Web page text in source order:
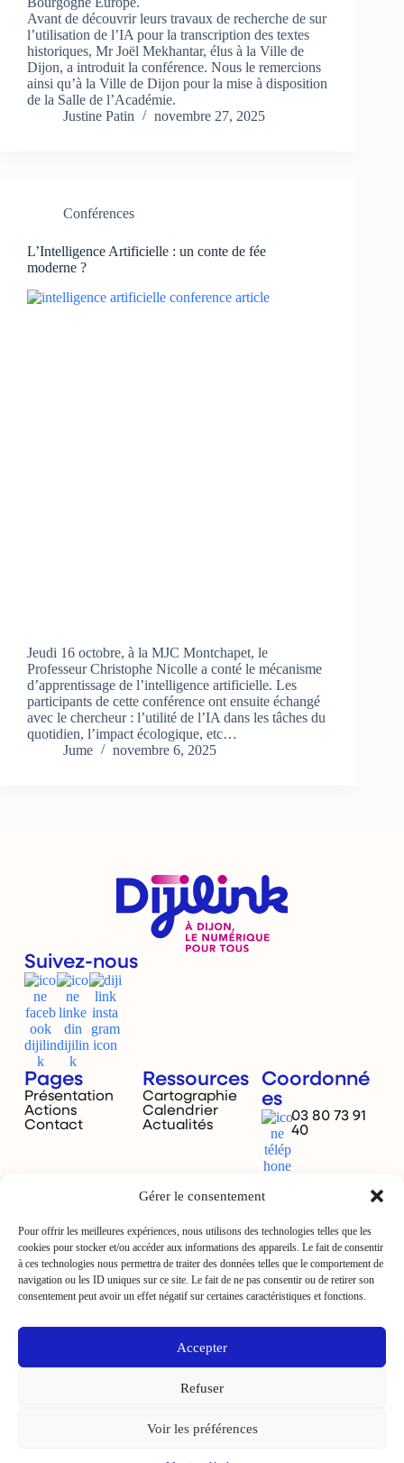
Gérer le consentement
Pour offrir les meilleures expériences, nous utilisons des technologies telles que les
cookies pour stocker et/ou accéder aux informations des appareils. Le fait de consentir
à ces technologies nous permettra de traiter des données telles que le comportement de
navigation ou les ID uniques sur ce site. Le fait de ne pas consentir ou de retirer son
consentement peut avoir un effet négatif sur certaines caractéristiques et fonctions.
Accepter
Refuser
Voir les préférences
Avant de découvrir leurs travaux de recherche de sur
l’utilisation de l’IA pour la transcription des textes
historiques, Mr Joël Mekhantar, élus à la Ville de
Dijon, a introduit la conférence. Nous le remercions
ainsi qu’à la Ville de Dijon pour la mise à disposition
de la Salle de l’Académie.
Justine Patin
novembre 27, 2025
Conférences
L’Intelligence Artificielle : un conte de fée
moderne ?
Jeudi 16 octobre, à la MJC Montchapet, le
Professeur Christophe Nicolle a conté le mécanisme
d’apprentissage de l’intelligence artificielle. Les
participants de cette conférence ont ensuite échangé
avec le chercheur : l’utilité de l’IA dans les tâches du
quotidien, l’impact écologique, etc…
Jume
novembre 6, 2025
Suivez-nous
Pages
Présentation
Actions
Contact
Ressources
Cartographie
Calendrier
Actualités
Coordonné
es
03 80 73 91
40
France
La Ville de Dijon est le financeur
de Dijilink.